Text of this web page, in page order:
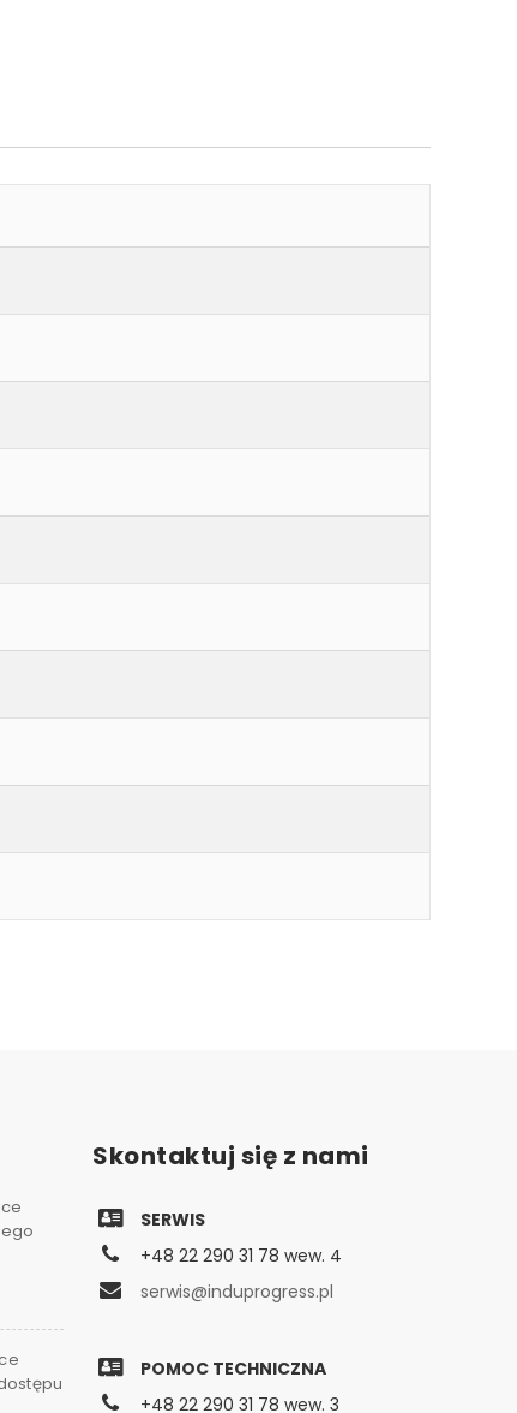
Skontaktuj się z nami
SERWIS
+48 22 290 31 78 wew. 4
serwis@induprogress.pl
POMOC TECHNICZNA
+48 22 290 31 78 wew. 3